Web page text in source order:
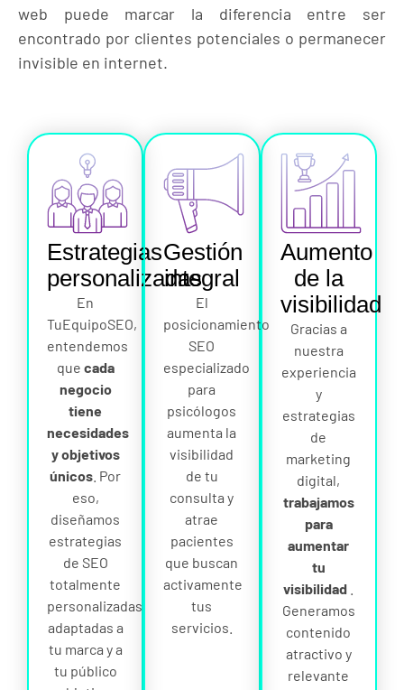
web puede marcar la diferencia entre ser
encontrado por clientes potenciales o permanecer
invisible en internet.
Estrategias
personalizadas
En
TuEquipoSEO,
entendemos
que cada
negocio
tiene
necesidades
y objetivos
únicos . Por
eso,
diseñamos
estrategias
de SEO
totalmente
personalizadas,
adaptadas a
tu marca y a
tu público
Gestión
integral
El
posicionamiento
SEO
especializado
para
psicólogos
aumenta la
visibilidad
de tu
consulta y
atrae
pacientes
que buscan
activamente
tus
servicios.
Aumento
de la
visibilidad
Gracias a
nuestra
experiencia
y
estrategias
de
marketing
digital,
trabajamos
para
aumentar
tu
visibilidad
Generamos
contenido
atractivo y
relevante